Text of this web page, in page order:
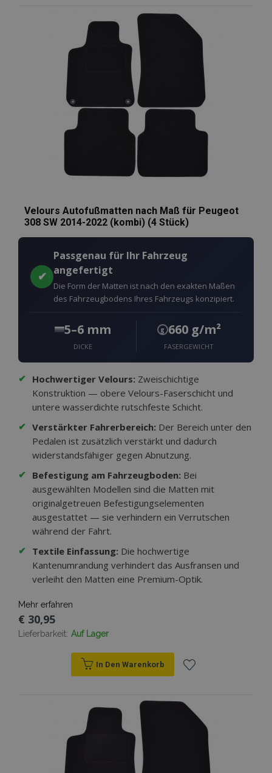
Wunschliste
hinzufügen
Velours Autofußmatten nach Maß für Peugeot
308 SW 2014-2022 (kombi) (4 Stück)
✔
Passgenau für Ihr Fahrzeug
angefertigt
Die Form der Matten ist nach den exakten Maßen
des Fahrzeugbodens Ihres Fahrzeugs konzipiert.
5–6 mm
DICKE
g 660 g/m²
FASERGEWICHT
✔ Hochwertiger Velours: Zweischichtige
Konstruktion — obere Velours-Faserschicht und
untere wasserdichte rutschfeste Schicht.
✔ Verstärkter Fahrerbereich: Der Bereich unter den
Pedalen ist zusätzlich verstärkt und dadurch
widerstandsfähiger gegen Abnutzung.
✔ Befestigung am Fahrzeugboden: Bei
ausgewählten Modellen sind die Matten mit
originalgetreuen Befestigungselementen
ausgestattet — sie verhindern ein Verrutschen
während der Fahrt.
✔ Textile Einfassung: Die hochwertige
Kantenumrandung verhindert das Ausfransen und
verleiht den Matten eine Premium-Optik.
Mehr erfahren
€ 30,95
Lieferbarkeit: Auf Lager
In Den Warenkorb
Wunschliste
hinzufügen